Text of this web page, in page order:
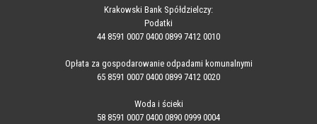
Krakowski Bank Spółdzielczy:
Podatki
44 8591 0007 0400 0899 7412 0010
Opłata za gospodarowanie odpadami komunalnymi
65 8591 0007 0400 0899 7412 0020
Woda i ścieki
58 8591 0007 0400 0890 0999 0004